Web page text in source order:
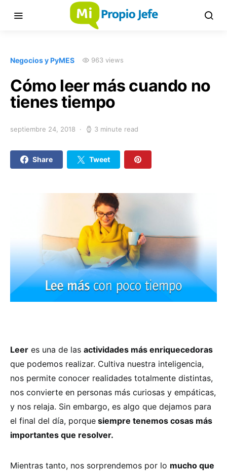
Negocios y PyMES 963 views
Cómo leer más cuando no
tienes tiempo
septiembre 24, 2018 3 minute read
Share Tweet
Leer es una de las actividades más enriquecedoras
que podemos realizar. Cultiva nuestra inteligencia,
nos permite conocer realidades totalmente distintas,
nos convierte en personas más curiosas y empáticas,
y nos relaja. Sin embargo, es algo que dejamos para
el final del día, porque siempre tenemos cosas más
importantes que resolver.
Mientras tanto, nos sorprendemos por lo mucho que